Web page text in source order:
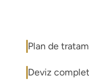
Plan de
Deviz